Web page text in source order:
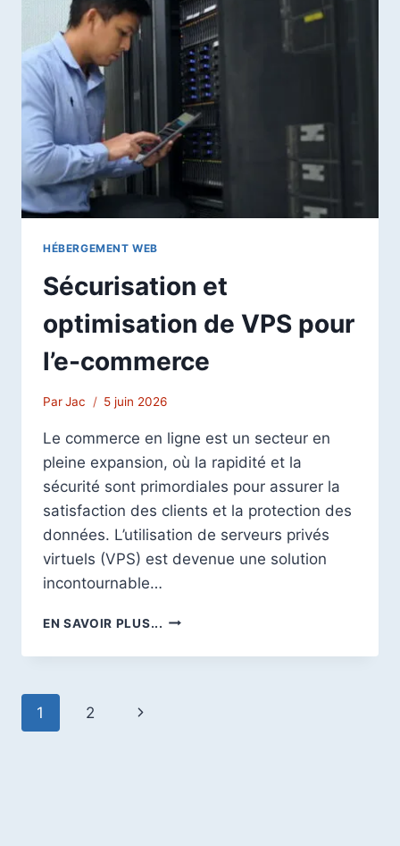
UN
CHANGEMENT
PARADIGMATIQUE
DANS
STOCKAGE
DE
HÉBERGEMENT WEB
Sécurisation et
optimisation de VPS pour
l’e-commerce
ParJac 5 juin 2026
Le commerce en ligne est un secteur en
pleine expansion, où la rapidité et la
sécurité sont primordiales pour assurer la
satisfaction des clients et la protection des
données. L’utilisation de serveurs privés
virtuels (VPS) est devenue une solution
incontournable…
EN SAVOIR PLUS... SÉCURISATION
OPTIMISATION
Navigation
1 2
Page